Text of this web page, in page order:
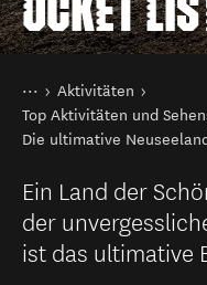
Sie sind hier
Startseite
Aktivitäten
Top Aktivitäten und
Die ultimative
Ein Land der
der
ist das ultimative